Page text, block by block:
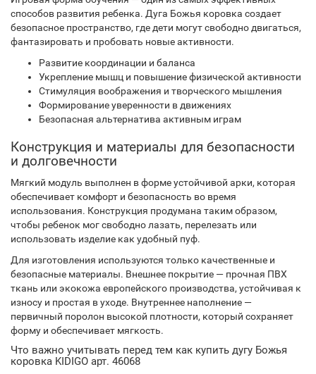
способов развития ребенка. Дуга Божья коровка создает
безопасное пространство, где дети могут свободно двигаться,
фантазировать и пробовать новые активности.
Развитие координации и баланса
Укрепление мышц и повышение физической активности
Стимуляция воображения и творческого мышления
Формирование уверенности в движениях
Безопасная альтернатива активным играм
Конструкция и материалы для безопасности
и долговечности
Мягкий модуль выполнен в форме устойчивой арки, которая
обеспечивает комфорт и безопасность во время
использования. Конструкция продумана таким образом,
чтобы ребенок мог свободно лазать, перелезать или
использовать изделие как удобный пуф.
Для изготовления используются только качественные и
безопасные материалы. Внешнее покрытие — прочная ПВХ
ткань или экокожа европейского производства, устойчивая к
износу и простая в уходе. Внутреннее наполнение —
первичный поролон высокой плотности, который сохраняет
форму и обеспечивает мягкость.
Что важно учитывать перед тем как купить дугу Божья
коровка KIDIGO арт. 46068